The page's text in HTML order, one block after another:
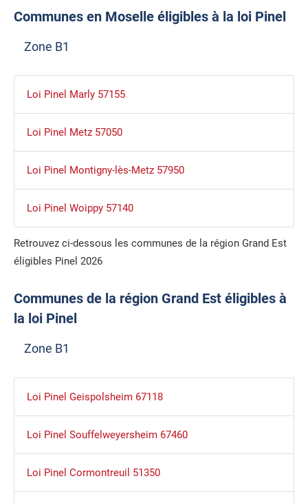
Communes en Moselle éligibles à la loi Pinel
Zone B1
Loi Pinel Marly 57155
Loi Pinel Metz 57050
Loi Pinel Montigny-lès-Metz 57950
Loi Pinel Woippy 57140
Retrouvez ci-dessous les communes de la région Grand Est
éligibles Pinel 2026
Communes de la région Grand Est éligibles à
la loi Pinel
Zone B1
Loi Pinel Geispolsheim 67118
Loi Pinel Souffelweyersheim 67460
Loi Pinel Cormontreuil 51350